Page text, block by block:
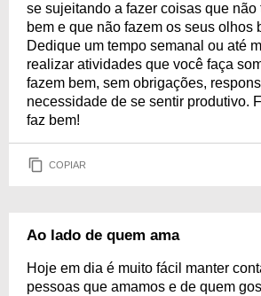
se sujeitando a fazer coisas que não
bem e que não fazem os seus olhos
Dedique um tempo semanal ou até
realizar atividades que você faça
fazem bem, sem obrigações,
necessidade de se sentir produtivo.
faz bem!
COPIAR
Ao lado de quem ama
Hoje em dia é muito fácil manter
pessoas que amamos e de quem